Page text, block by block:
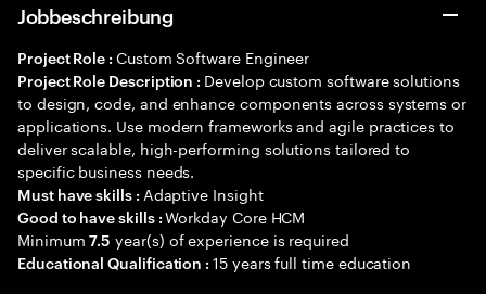
Jobbeschreibung
Project Role : Custom Software Engineer
Project Role Description : Develop custom software solutions
to design, code, and enhance components across systems or
applications. Use modern frameworks and agile practices to
deliver scalable, high-performing solutions tailored to
specific business needs.
Must have skills : Adaptive Insight
Good to have skills :Workday Core HCM
Minimum7.5 year(s) of experience is required
Educational Qualification :15 years full time education